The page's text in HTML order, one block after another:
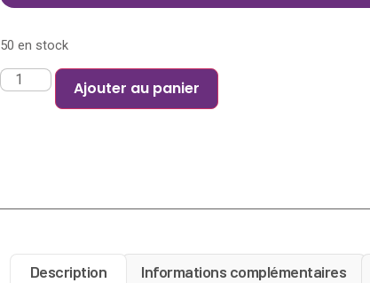
50 en stock
Ajouter au panier
Description Informations complémentaires